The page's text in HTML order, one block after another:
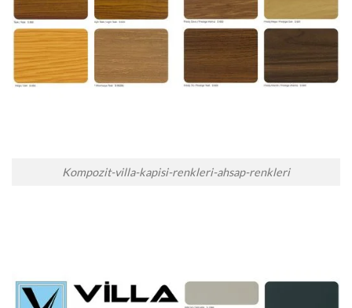
Kompozit-villa-kapisi-renkleri-ahsap-renkleri